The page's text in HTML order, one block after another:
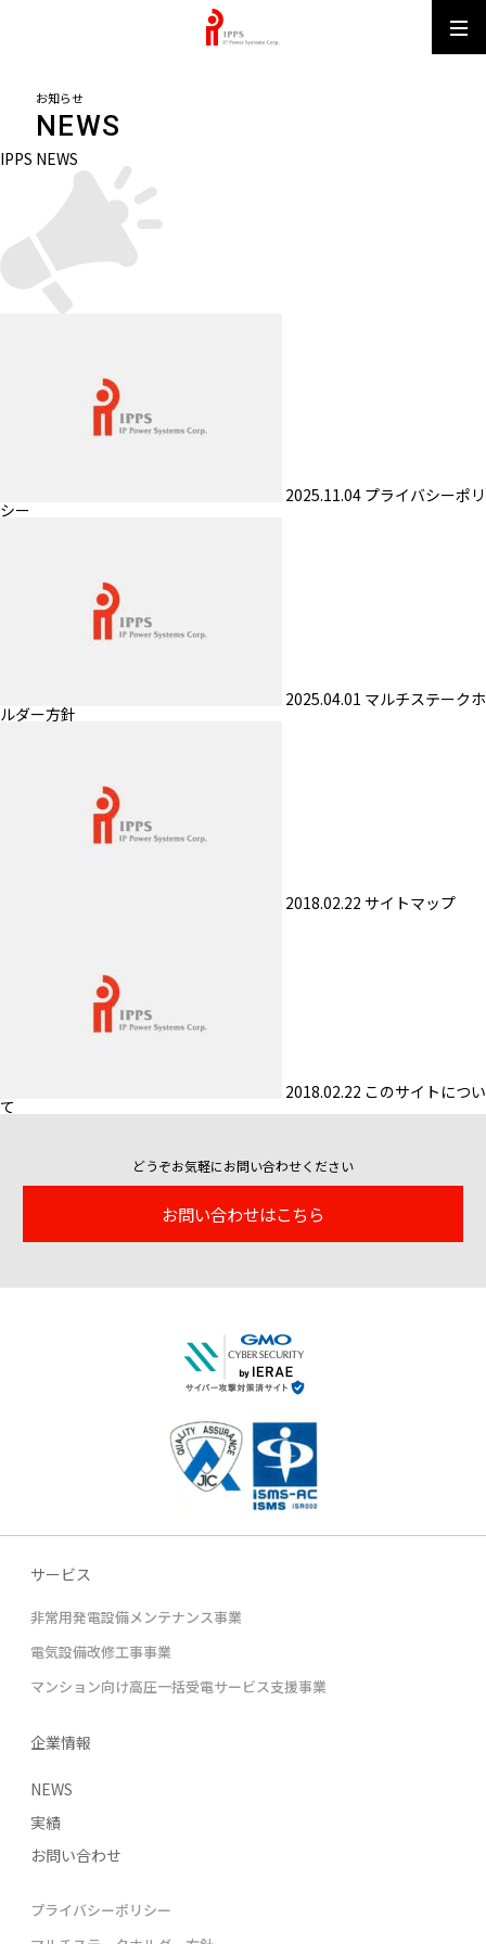
IPPS
お知らせ
NEWS
IPPS NEWS
2025.11.04 プライバシーポリ
シー
2025.04.01 マルチステークホ
ルダー方針
2018.02.22 サイトマップ
2018.02.22 このサイトについ
て
どうぞお気軽にお問い合わせください
お問い合わせはこちら
サービス
非常用発電設備メンテナンス事業
電気設備改修工事事業
マンション向け高圧一括受電サービス支援事業
企業情報
NEWS
実績
お問い合わせ
プライバシーポリシー